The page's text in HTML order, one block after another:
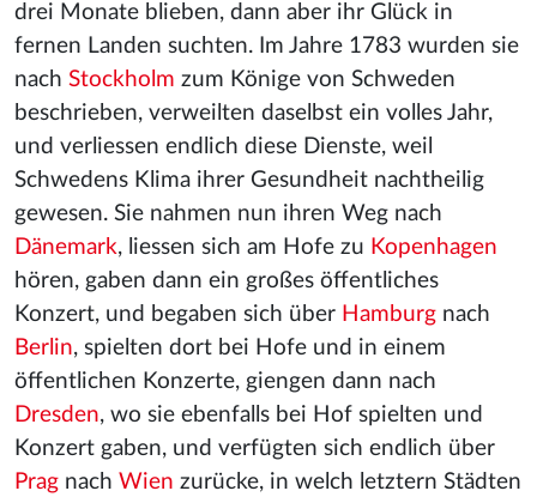
drei Monate blieben, dann aber ihr Glück in
fernen Landen suchten. Im Jahre 1783 wurden sie
nach Stockholm zum Könige von Schweden
beschrieben, verweilten daselbst ein volles Jahr,
und verliessen endlich diese Dienste, weil
Schwedens Klima ihrer Gesundheit nachtheilig
gewesen. Sie nahmen nun ihren Weg nach
Dänemark, liessen sich am Hofe zu Kopenhagen
hören, gaben dann ein großes öffentliches
Konzert, und begaben sich über Hamburg nach
Berlin, spielten dort bei Hofe und in einem
öffentlichen Konzerte, giengen dann nach
Dresden, wo sie ebenfalls bei Hof spielten und
Konzert gaben, und verfügten sich endlich über
Prag nach Wien zurücke, in welch letztern Städten